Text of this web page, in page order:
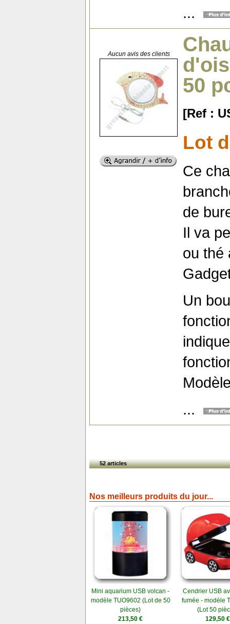
...
Aucun avis des clients
50
[Ref :
Lot
Ce
de
Il va
ou thé
Un
...
52 articles
Nos meilleurs produits du jour...
Mini aquarium USB volcan -
modèle TUO9602 (Lot de 50
pièces)
213,50 €
Cendrier USB
fumée - modèle
(Lot 50
129,50 €